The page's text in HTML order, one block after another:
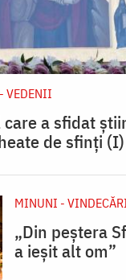
VEDENII
care a sfidat
de sfinți (I)
MINUNI -
„Din peștera
a ieșit alt om”